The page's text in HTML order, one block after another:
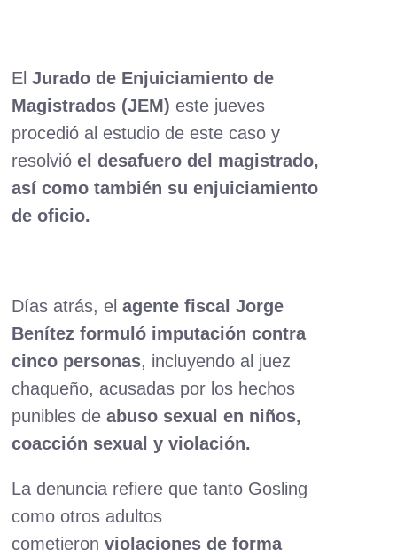
El Jurado de Enjuiciamiento de
Magistrados (JEM) este jueves
procedió al estudio de este caso y
resolvióel desafuero del magistrado,
así como también su enjuiciamiento
de oficio.
Días atrás, elagente fiscal Jorge
Benítez formuló imputación contra
cinco personas, incluyendo al juez
chaqueño, acusadas por los hechos
punibles deabuso sexual en niños,
coacción sexual y violación.
La denuncia refiere que tanto Gosling
como otros adultos
cometieronviolaciones de forma